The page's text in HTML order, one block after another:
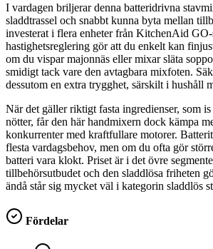
I vardagen briljerar denna batteridrivna
sladdtrassel och snabbt kunna byta mellan
investerat i flera enheter från KitchenAid GO-
hastighetsreglering gör att du enkelt kan
om du vispar majonnäs eller mixar släta
smidigt tack vare den avtagbara mixfoten.
dessutom en extra trygghet, särskilt i hushåll
När det gäller riktigt fasta ingredienser, som
nötter, får den här handmixern dock kämpa
konkurrenter med kraftfullare motorer.
flesta vardagsbehov, men om du ofta gör
batteri vara klokt. Priset är i det övre
tillbehörsutbudet och den sladdlösa friheten
ändå står sig mycket väl i kategorin sladdlös
Fördelar